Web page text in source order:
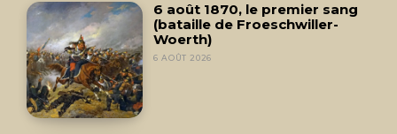
6 août 1870, le premier sang
(bataille de Froeschwiller-
Woerth)
6 AOÛT 2026